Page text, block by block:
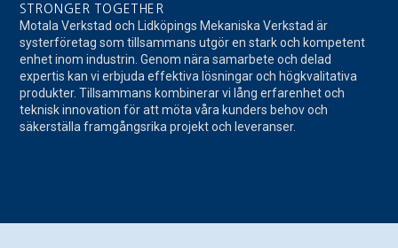
STRONGER TOGETHER
Motala Verkstad och Lidköpings Mekaniska Verkstad är
systerföretag som tillsammans utgör en stark och kompetent
enhet inom industrin. Genom nära samarbete och delad
expertis kan vi erbjuda effektiva lösningar och högkvalitativa
produkter. Tillsammans kombinerar vi lång erfarenhet och
teknisk innovation för att möta våra kunders behov och
säkerställa framgångsrika projekt och leveranser.